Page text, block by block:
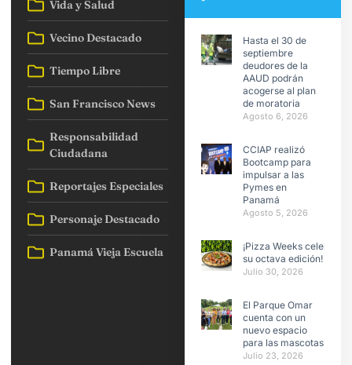
Vida y Salud
Vecino Destacado
Tiempo Libre
San Francisco News
Responsabilidad
Ciudadana
Reportajes Especiales
Personaje Destacado
Panamá Vieja Escuela
Hasta el 30 de
septiembre
deudores de la
AAUD podrán
acogerse al plan
de moratoria
Agosto 6, 2026
CCIAP realizó
Bootcamp para
impulsar a las
Pymes en
Panamá
Agosto 5, 2026
¡Pizza Weeks celebra
su octava edición!
Julio 30, 2026
El Parque Omar
cuenta con un
nuevo espacio
para las mascotas
Julio 23, 2026